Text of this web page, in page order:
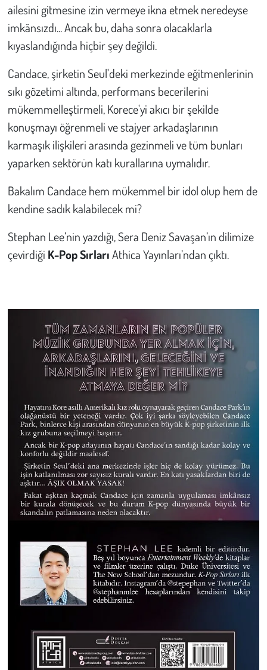
ailesini gitmesine izin vermeye ikna etmek neredeyse
imkânsızdı... Ancak bu, daha sonra olacaklarla
kıyaslandığında hiçbir şey değildi.
Candace, şirketin Seul'deki merkezinde eğitmenlerinin
sıkı gözetimi altında, performans becerilerini
mükemmelleştirmeli, Korece'yi akıcı bir şekilde
konuşmayı öğrenmeli ve stajyer arkadaşlarının
karmaşık ilişkileri arasında gezinmeli ve tüm bunları
yaparken sektörün katı kurallarına uymalıdır.
Bakalım Candace hem mükemmel bir idol olup hem de
kendine sadık kalabilecek mi?
Stephan Lee’nin yazdığı, Sera Deniz Savaşan’ın dilimize
çevirdiği K-Pop SırlarıAthica Yayınları’ndan çıktı.